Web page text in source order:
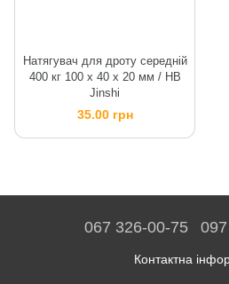
Натягувач для дроту середній
400 кг 100 х 40 х 20 мм / HB
Jinshi
35.00 грн
067 326-00-75
Контактна